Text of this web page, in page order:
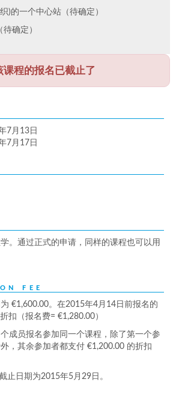
)的一个中心站（待确定）
确定）
课程的报名已截止了
7月13日
7月17日
。通过正式的申请，同样的课程也可以用
FEE
€1,600.00。在2015年4月14日前报名的
扣（报名费= €1,280.00）
成员报名参加同一个课程，除了第一个参
，其余参加者都支付 €1,200.00 的折扣
止日期为2015年5月29日。